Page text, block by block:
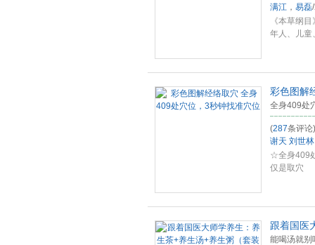
满江 ， 易磊/
《本草纲
年人、儿童
彩色图解
全身409处
(287条评论)
谢天 刘世林
☆全身409
仅是取穴
跟着国医
能喝汤就别